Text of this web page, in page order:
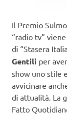
Il Premio
“radio tv”
di “Stasera
Gentili per
show uno stile
avvicinare
di attualità. La
Fatto